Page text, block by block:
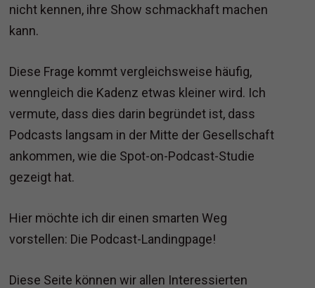
nicht kennen, ihre Show schmackhaft machen
kann.
Diese Frage kommt vergleichsweise häufig,
wenngleich die Kadenz etwas kleiner wird. Ich
vermute, dass dies darin begründet ist, dass
Podcasts langsam in der Mitte der Gesellschaft
ankommen, wie die Spot-on-Podcast-Studie
gezeigt hat.
Hier möchte ich dir einen smarten Weg
vorstellen: Die Podcast-Landingpage!
Diese Seite können wir allen Interessierten